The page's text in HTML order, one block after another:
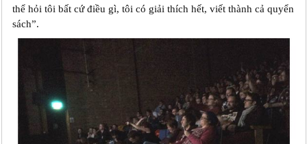
thể hỏi tôi bất cứ điều gì, tôi có giải thích hết, viết thành cả quyển
sách”.